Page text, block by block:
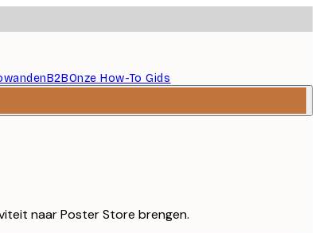
B2BOnze How-To Gids
naar Poster Store brengen.